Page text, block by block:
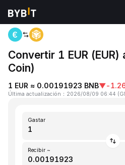
Inicio EUR to BNB
Convertir 1 EUR (EUR)
Coin)
1 EUR ≈ 0.00191923 BNB▼-
Última actualización ： 2026/08/09 06:44 (
Gastar
Recibir ~